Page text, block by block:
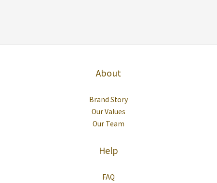
About
Brand Story
Our Values
Our Team
Help
FAQ